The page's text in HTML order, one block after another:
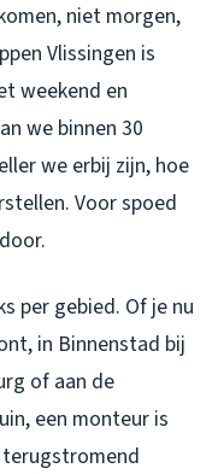
niet morgen,
Vlissingen is
weekend en
we binnen 30
we erbij zijn, hoe
Voor spoed
per gebied. Of je nu
in Binnenstad bij
of aan de
een monteur is